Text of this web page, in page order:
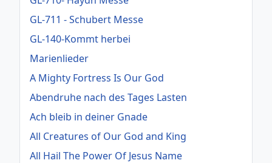
GL-711 - Schubert Messe
GL-140-Kommt herbei
Marienlieder
A Mighty Fortress Is Our God
Abendruhe nach des Tages Lasten
Ach bleib in deiner Gnade
All Creatures of Our God and King
All Hail The Power Of Jesus Name